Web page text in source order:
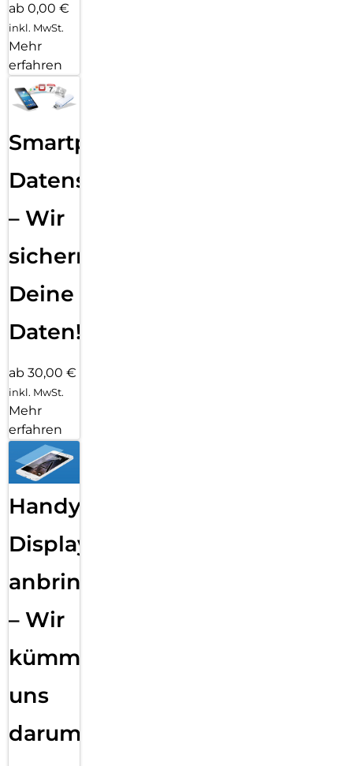
ab 0,00 €
inkl. MwSt.
Mehr
erfahren
Smartphone
Datensicherung
– Wir
sichern
Deine
Daten!
ab 30,00 €
inkl. MwSt.
Mehr
erfahren
Handy
Displayfolie
anbringen
– Wir
kümmern
uns
darum!